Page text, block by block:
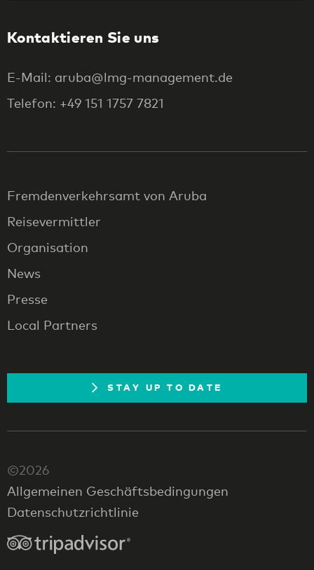
Kontaktieren Sie uns
E-Mail: aruba@lmg-management.de
Telefon: +49 151 1757 7821
Fremdenverkehrsamt von Aruba
Reisevermittler
Organisation
News
Presse
Local Partners
STAY UP TO DATE
©2026
Allgemeinen Geschäftsbedingungen
Datenschutzrichtlinie